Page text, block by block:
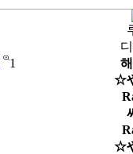
1
☆
☆